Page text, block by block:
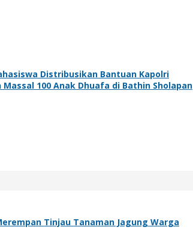
Distribusikan Bantuan Kapolri
100 Anak Dhuafa di Bathin Sholapan
Tinjau Tanaman Jagung Warga